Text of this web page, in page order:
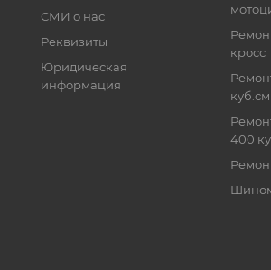
СМИ о нас
Реквизиты
Юридическая
информация
кросс
куб.см
400